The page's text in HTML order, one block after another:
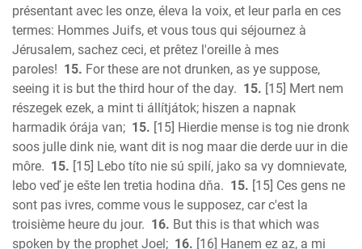
présentant avec les onze, éleva la voix, et leur parla en ces
termes: Hommes Juifs, et vous tous qui séjournez à
Jérusalem, sachez ceci, et prêtez l'oreille à mes
paroles! 15. For these are not drunken, as ye suppose,
seeing it is but the third hour of the day. 15. [15] Mert nem
részegek ezek, a mint ti állítjátok; hiszen a napnak
harmadik órája van; 15. [15] Hierdie mense is tog nie dronk
soos julle dink nie, want dit is nog maar die derde uur in die
môre. 15. [15] Lebo títo nie sú spilí, jako sa vy domnievate,
lebo veď je ešte len tretia hodina dňa. 15. [15] Ces gens ne
sont pas ivres, comme vous le supposez, car c'est la
troisième heure du jour. 16. But this is that which was
spoken by the prophet Joel; 16. [16] Hanem ez az, a mi